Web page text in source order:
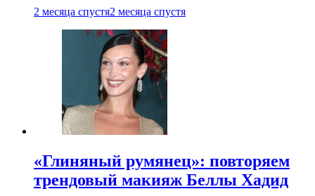
2 месяца спустя2 месяца спустя
«Глиняный румянец»: повторяем
трендовый макияж Беллы Хадид